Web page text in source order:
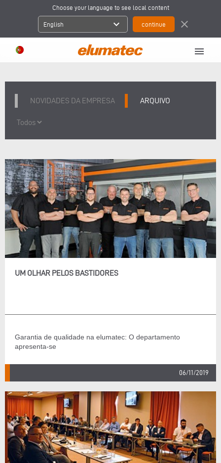
Choose your language to see local content
English expand_more close
menu
NOVIDADES DA EMPRESA ARQUIVO
UM OLHAR PELOS BASTIDORES
Garantia de qualidade na elumatec: O departamento
apresenta-se
06/11/2019